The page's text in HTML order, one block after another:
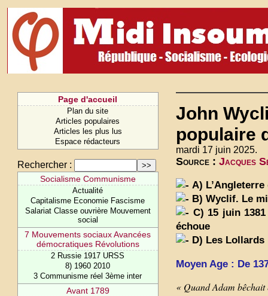
Page d'accueil
Plan du site
Articles populaires
Articles les plus lus
Espace rédacteurs
Rechercher :
Socialisme Communisme
Actualité
Capitalisme Economie Fascisme
Salariat Classe ouvrière Mouvement
social
7 Mouvements sociaux Avancées
démocratiques Révolutions
2 Russie 1917 URSS
8) 1960 2010
3 Communisme réel 3ème inter
Avant 1789
John
populaire
mardi 17 juin 2025.
Source : Jacques
A)
B) Wyclif. Le
C) 15 juin
échoue
D) Les Lollards
Moyen Age : De
« Quand Adam